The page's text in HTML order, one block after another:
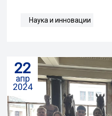
Наука и инновации
22
апр
2024